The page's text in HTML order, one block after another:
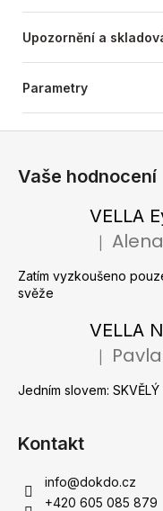
Upozornění a
Parametry
Vaše hodnocení
Hodnocení
Zatím vyzkoušeno
svěže
Hodnocení
Jedním slovem: SKVĚLÝ
Kontakt
info@dokdo.cz
+420 605 085 879